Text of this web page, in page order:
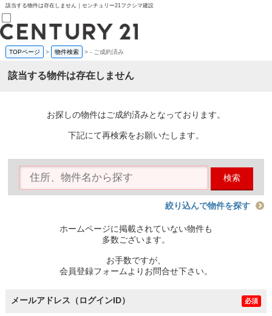
該当する物件は存在しません｜センチュリー21フクシマ建設
売買部
0120-800-844
賃貸部
会員メニュー
物件を探す
購入TOP
条件から探す
住宅ローン控除シミュレータ
TOPページ > 物件検索 >- ご成約済み
該当する物件は存在しません
お探しの物件はご成約済みとなっております。
下記にて再検索をお願いたします。
検索
絞り込んで物件を探す
ホームページに掲載されていない物件も
多数ございます。
お手数ですが、
会員登録フォームよりお問合せ下さい。
メールアドレス（ログインID） 必須